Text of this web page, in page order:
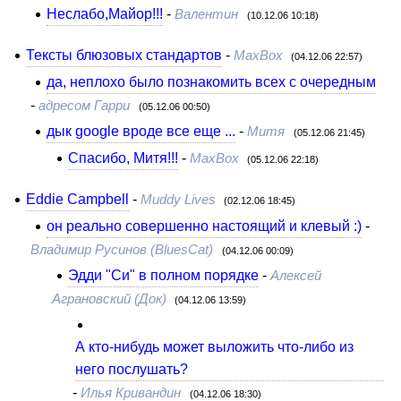
Неслабо,Майор!!! -Валентин (10.12.06 10:18)
Тексты блюзовых стандартов - MaxBox (04.12.06 22:57)
да, неплохо было познакомить всех с очередным
-адресом Гарри (05.12.06 00:50)
дык google вроде все еще ... -Митя (05.12.06 21:45)
Спасибо, Митя!!! - MaxBox (05.12.06 22:18)
Eddie Campbell - Muddy Lives (02.12.06 18:45)
он реально совершенно настоящий и клевый :) -
Владимир Русинов (BluesCat) (04.12.06 00:09)
Эдди "Си" в полном порядке- Алексей
Аграновский (Док)
(04.12.06 13:59)
А кто-нибудь может выложить что-либо из
него послушать?
- Илья Кривандин (04.12.06 18:30)